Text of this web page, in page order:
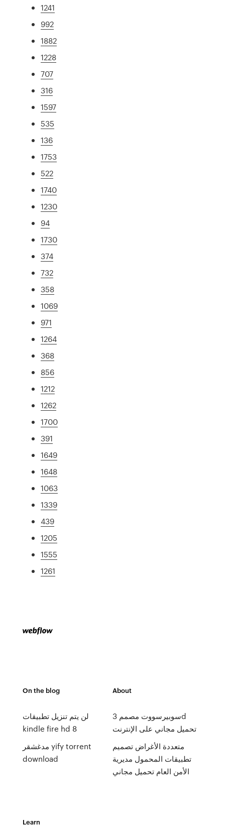
1241
992
1882
1228
707
316
1597
535
136
1753
522
1740
1230
94
1730
374
732
358
1069
971
1264
368
856
1212
1262
1700
391
1649
1648
1063
1339
439
1205
1555
1261
On the blog
لن يتم تنزيل تطبيقات
kindle fire hd 8
مدغشقر yify torrent
download
About
سوبيرسووت مصمم 3d
تحميل مجاني على الإنترنت
متعددة الأغراض تصميم
تطبيقات المحمول مديرية
الأمن العام تحميل مجاني
Learn